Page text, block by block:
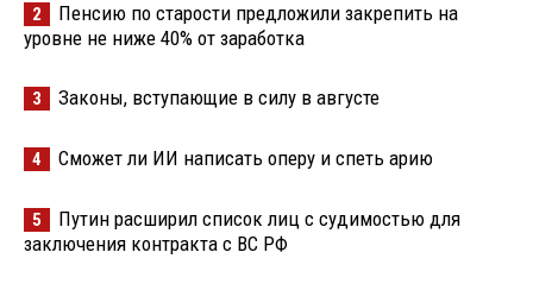
2
Пенсию по старости предложили закрепить на
уровне не ниже 40% от заработка
3 Законы, вступающие в силу в августе
4 Сможет ли ИИ написать оперу и спеть арию
5
Путин расширил список лиц с судимостью для
заключения контракта с ВС РФ